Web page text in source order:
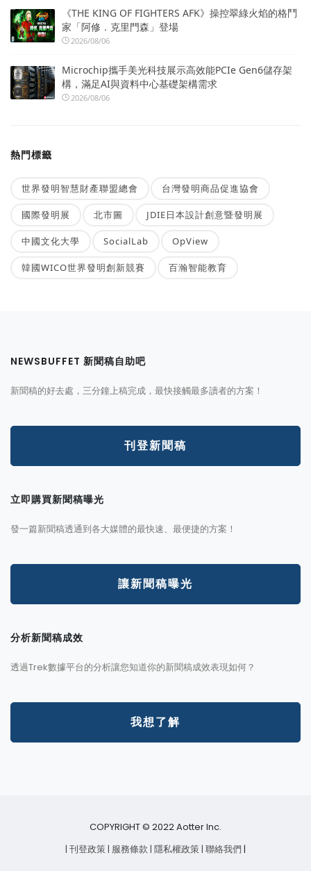
《THE KING OF FIGHTERS AFK》操控翠綠火焰的格鬥
家「阿修．克里門森」登場
2026/08/06
Microchip攜手美光科技展示高效能PCIe Gen6儲存架
構，滿足AI與資料中心基礎架構需求
2026/08/06
熱門標籤
世界發明智慧財產聯盟總會 台灣發明商品促進協會
國際發明展 北市圖 JDIE日本設計創意暨發明展
中國文化大學 SocialLab OpView
韓國WICO世界發明創新競賽 百瀚智能教育
NEWSBUFFET 新聞稿自助吧
新聞稿的好去處，三分鐘上稿完成，最快接觸最多讀者的方案！
刊登新聞稿
立即購買新聞稿曝光
發一篇新聞稿透通到各大媒體的最快速、最便捷的方案！
讓新聞稿曝光
分析新聞稿成效
透過Trek數據平台的分析讓您知道你的新聞稿成效表現如何？
我想了解
COPYRIGHT © 2022 Aotter Inc.
| 刊登政策| 服務條款 | 隱私權政策| 聯絡我們 |